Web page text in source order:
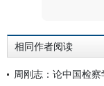
相同作者阅读
周刚志：论中国检